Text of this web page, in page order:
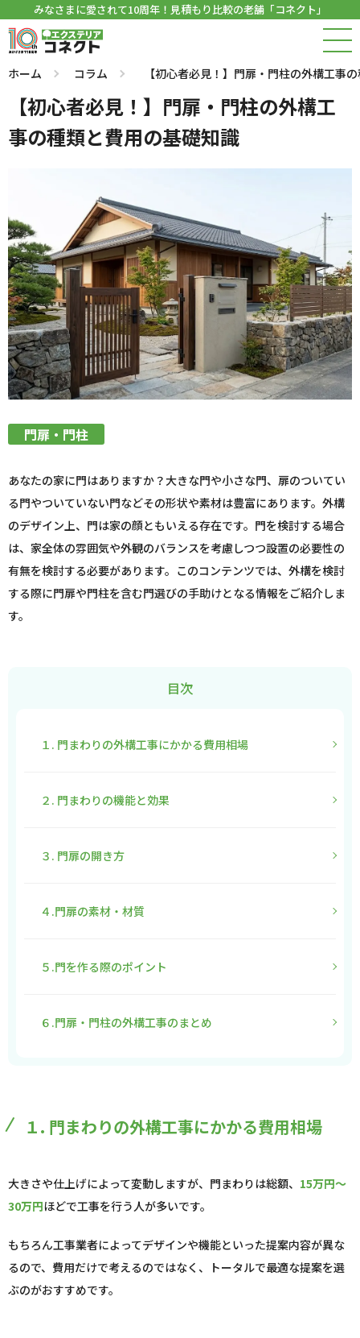
みなさまに愛されて10周年！見積もり比較の老舗「コネクト」
ホーム コラム 【初心者必見！】門扉・門柱の外構工事
【初心者必見！】門扉・門柱の外構工
事の種類と費用の基礎知識
門扉・門柱
あなたの家に門はありますか？大きな門や小さな門、扉のついてい
る門やついていない門などその形状や素材は豊富にあります。外構
のデザイン上、門は家の顔ともいえる存在です。門を検討する場合
は、家全体の雰囲気や外観のバランスを考慮しつつ設置の必要性の
有無を検討する必要があります。このコンテンツでは、外構を検討
する際に門扉や門柱を含む門選びの手助けとなる情報をご紹介しま
す。
目次
１. 門まわりの外構工事にかかる費用相場
２. 門まわりの機能と効果
３. 門扉の開き方
４.門扉の素材・材質
５.門を作る際のポイント
６.門扉・門柱の外構工事のまとめ
１. 門まわりの外構工事にかかる費用相場
大きさや仕上げによって変動しますが、門まわりは総額、 15万円～
30万円ほどで工事を行う人が多いです。
もちろん工事業者によってデザインや機能といった提案内容が異な
るので、費用だけで考えるのではなく、トータルで最適な提案を選
ぶのがおすすめです。